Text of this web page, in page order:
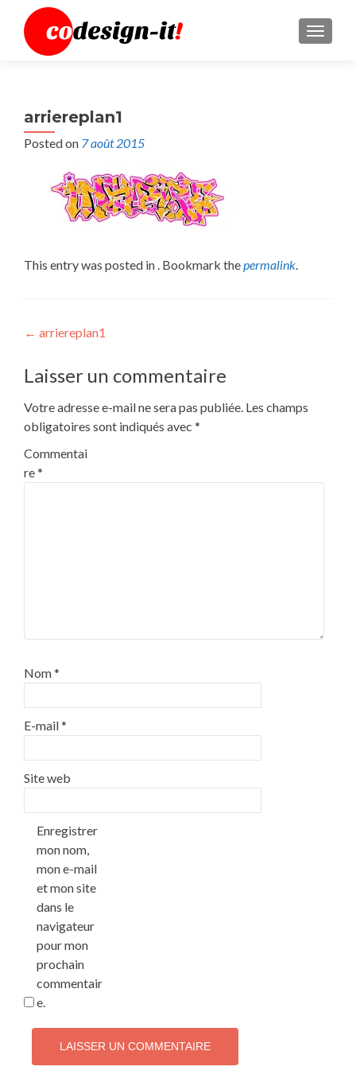
MENU
arriereplan1
Posted on 7 août 2015
This entry was posted in . Bookmark thepermalink.
Post
navigation
← arriereplan1
Laisser un commentaire
Votre adresse e-mail ne sera pas publiée. Les champs
obligatoires sont indiqués avec *
Commentai
re*
Nom*
E-mail*
Site web
Enregistrer
mon nom,
mon e-mail
et mon site
dans le
navigateur
pour mon
prochain
commentair
e.